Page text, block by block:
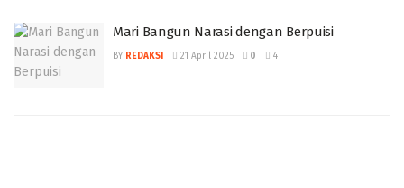
Mari Bangun Narasi dengan Berpuisi ‎
BY REDAKSI 21 April 2025 0 4